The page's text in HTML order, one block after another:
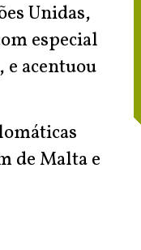
Unidas,
especial
e acentuou
de Malta e